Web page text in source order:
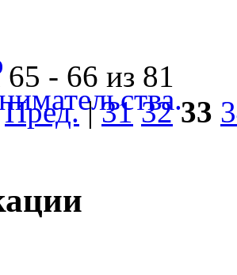
- 66 из 81
Пред.|31 32 33